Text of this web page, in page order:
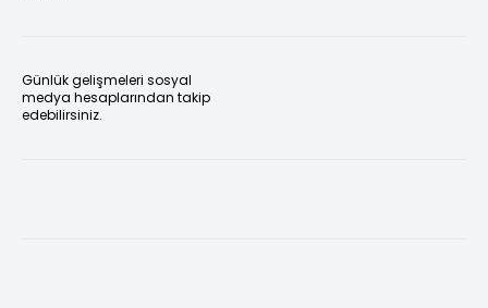
Günlük gelişmeleri sosyal
medya hesaplarından takip
edebilirsiniz.